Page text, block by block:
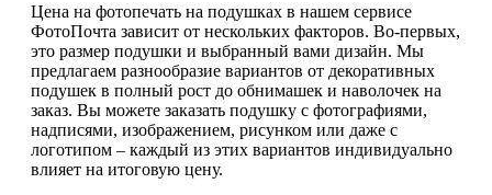
Цена на фотопечать на подушках в нашем сервисе
ФотоПочта зависит от нескольких факторов. Во-первых,
это размер подушки и выбранный вами дизайн. Мы
предлагаем разнообразие вариантов от декоративных
подушек в полный рост до обнимашек и наволочек на
заказ. Вы можете заказать подушку с фотографиями,
надписями, изображением, рисунком или даже с
логотипом – каждый из этих вариантов индивидуально
влияет на итоговую цену.